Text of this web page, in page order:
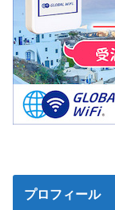
プロフィール